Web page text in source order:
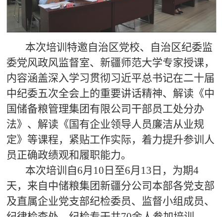
本次培训特邀自治区党校、自治区纪委监
委党风政风监督室、新疆师范大学专家授课，
内容涵盖深入学习贯彻习近平总书记在二十届
中纪委五次全会上的重要讲话精神、解读《中
国储备粮管理集团有限公司干部员工处分办
法》、解读《国有企业领导人员廉洁从业规
定》等课程，紧贴工作实际，着力提升参训人
员正确政绩观和履职能力。
本次培训自6月10日至6月13日，为期4
天，来自中储粮集团新疆分公司本部各党支部
及直属企业党支部纪检委员、监督小组成员、